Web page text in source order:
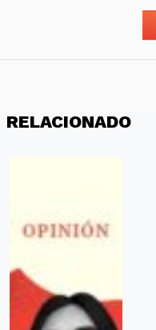
RELACIONADO